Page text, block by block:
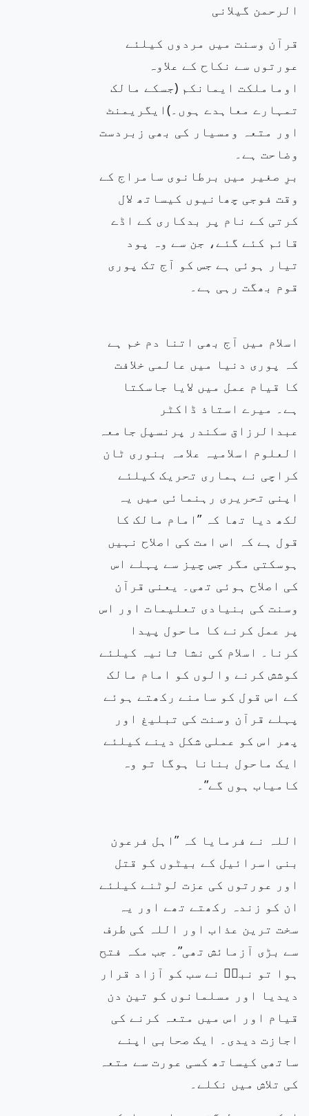
الرحمن گیلانی
قرآن وسنت میں مردوں کیلئے
عورتوں سے نکاح کے علاوہ
اوماملکت ایمانکم (جسکے مالک
تمہارے معاہدے ہوں۔)ایگریمنٹ
اور متعہ ومسیار کی بھی زبردست
وضاحت ہے۔
برِ صغیر میں برطانوی سامراج کے
وقت فوجی چھانیوں کیساتھ لال
کرتی کے نام پر بدکاری کے اڈے
قائم کئے گئے، جن سے وہ پود
تیار ہوئی ہے جس کو آج تک پوری
قوم بھگت رہی ہے۔
اسلام میں آج بھی اتنا دم خم ہے
کہ پوری دنیا میں عالمی خلافت
کا قیام عمل میں لایا جاسکتا
ہے۔ میرے استاذ ڈاکٹر
عبدالرزاق سکندر پرنسپل جامعہ
العلوم اسلامیہ علامہ بنوری ٹان
کراچی نے ہماری تحریک کیلئے
اپنی تحریری رہنمائی میں یہ
لکھ دیا تھا کہ ”امام مالک کا
قول ہے کہ اس امت کی اصلاح نہیں
ہوسکتی مگر جس چیز سے پہلے اس
کی اصلاح ہوئی تھی۔ یعنی قرآن
وسنت کی بنیادی تعلیمات اور اس
پر عمل کرنے کا ماحول پیدا
کرنا۔ اسلام کی نشا ثانیہ کیلئے
کوشش کرنے والوں کو امام مالک
کے اس قول کو سامنے رکھتے ہوئے
پہلے قرآن وسنت کی تبلیغ اور
پھر اس کو عملی شکل دینے کیلئے
ایک ماحول بنانا ہوگا تو وہ
کامیاب ہوں گے”۔
اللہ نے فرمایا کہ ”اہل فرعون
بنی اسرائیل کے بیٹوں کو قتل
اور عورتوں کی عزت لوٹنے کیلئے
ان کو زندہ رکھتے تھے اور یہ
سخت ترین عذاب اور اللہ کی طرف
سے بڑی آزمائش تھی”۔ جب مکہ فتح
ہوا تو نبیۖ نے سب کو آزاد قرار
دیدیا اور مسلمانوں کو تین دن
قیام اور اس میں متعہ کرنے کی
اجازت دیدی۔ ایک صحابی اپنے
ساتھی کیساتھ کسی عورت سے متعہ
کی تلاش میں نکلے۔